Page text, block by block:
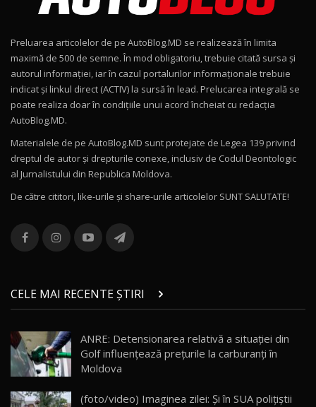
15:22
Mercedes-AMG E 53 HYBRID 4MATIC+ / Test
Drive AutoBlog.MD
16:27
11
Noul Volvo ES90 / Test Drive AutoBlog.MD
12
Noul MG HS / Test Drive AutoBlog.MD
16:48
13
combină aventura cu luxul / AutoBlog.MD
36:08
chinez care face lumea să se întoarcă după el
/ AutoBlog.MD
17:27
15 14:37
16
AutoBlogMD
Preluarea articolelor de pe AutoBlog.MD se realizează în limita
maximă de 500 de semne. În mod obligatoriu, trebuie citată sursa și
autorul informației, iar în cazul portalurilor informaționale trebuie
indicat și linkul direct (ACTIV) la sursă în lead. Prelucarea integrală se
poate realiza doar în condițiile unui acord încheiat cu redacţia
AutoBlog.MD.
Materialele de pe AutoBlog.MD sunt protejate de Legea 139 privind
dreptul de autor și drepturile conexe, inclusiv de Codul Deontologic
al Jurnalistului din Republica Moldova.
De către cititori, like-urile şi share-urile articolelor SUNT SALUTATE!
CELE MAI RECENTE ȘTIRI
ANRE: Detensionarea relativă a situației din
Golf influențează prețurile la carburanți în
Moldova
(foto/video) Imaginea zilei: Și în SUA polițiștii